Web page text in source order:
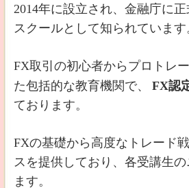
2014年に設立され、金融庁に
スクールとして知られています
FX取引の初心者からプロトレ
た包括的な教育機関で、
FX認
ております。
FXの基礎から高度なトレード
スを提供しており、各受講生
ます。